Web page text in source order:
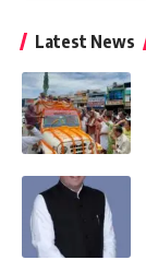
Latest News